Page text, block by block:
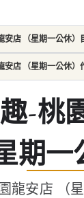
安店 （星期一公休）
安店 （星期一公休）
-桃
期一
龍安店 （